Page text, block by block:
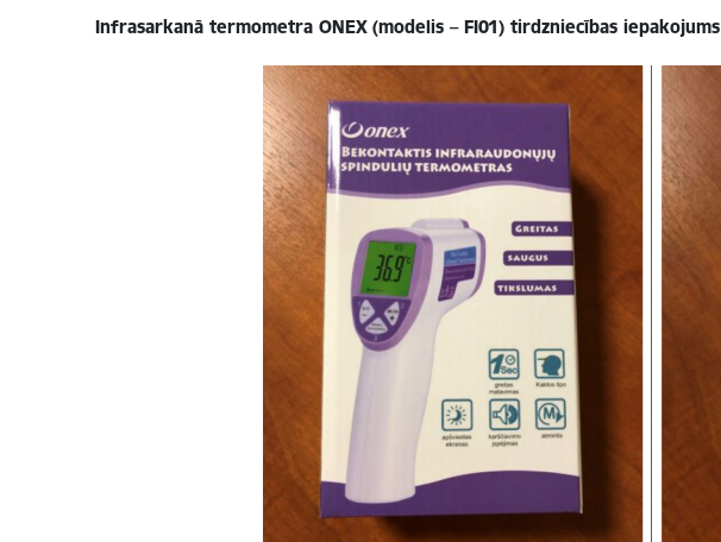
Infrasarkanā termometra ONEX (modelis – FI01) tirdzniecības iepakojums